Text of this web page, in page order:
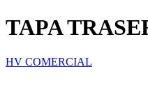
TAPA
HV COMERCIAL